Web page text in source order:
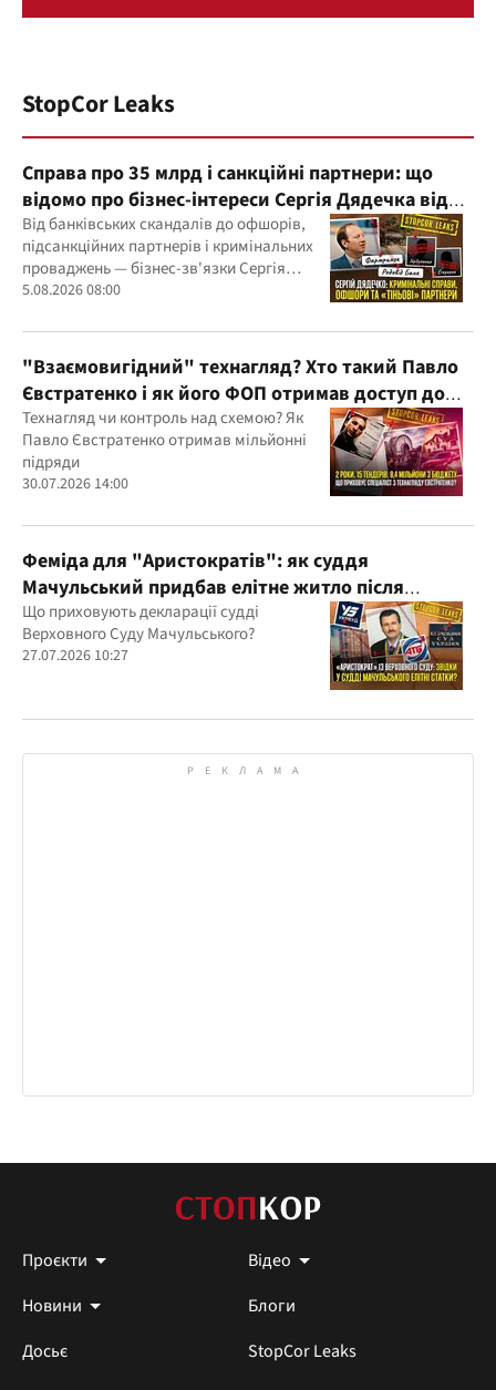
StopCor Leaks
Справа про 35 млрд і санкційні партнери: що
відомо про бізнес-інтереси Сергія Дядечка від
"Родовід Банку" до "ФАРМАСЕЛ"
Від банківських скандалів до офшорів,
підсанкційних партнерів і кримінальних
проваджень — бізнес-зв'язки Сергія
Дядечка й досі простягаються через
5.08.2026 08:00
"Взаємовигідний" технагляд? Хто такий Павло
Євстратенко і як його ФОП отримав доступ до
бюджетних мільйонів?
Технагляд чи контроль над схемою? Як
Павло Євстратенко отримав мільйонні
підряди
30.07.2026 14:00
Феміда для "Аристократів": як суддя
Мачульський придбав елітне житло після
вердикту на користь забудовника?
Що приховують декларації судді
Верховного Суду Мачульського?
27.07.2026 10:27
Проєкти
Відео
Новини
Блоги
Досьє
StopCor Leaks